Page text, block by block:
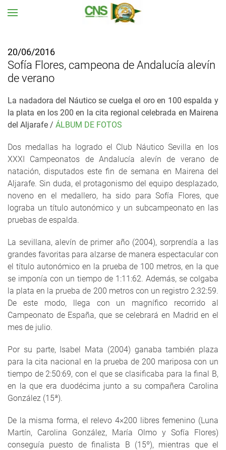
20/06/2016
Sofía Flores, campeona de Andalucía alevín
de verano
La nadadora del Náutico se cuelga el oro en 100 espalda y
la plata en los 200 en la cita regional celebrada en Mairena
del Aljarafe / ÁLBUM DE FOTOS
Dos medallas ha logrado el Club Náutico Sevilla en los
XXXI Campeonatos de Andalucía alevín de verano de
natación, disputados este fin de semana en Mairena del
Aljarafe. Sin duda, el protagonismo del equipo desplazado,
noveno en el medallero, ha sido para Sofía Flores, que
lograba un título autonómico y un subcampeonato en las
pruebas de espalda.
La sevillana, alevín de primer año (2004), sorprendía a las
grandes favoritas para alzarse de manera espectacular con
el título autonómico en la prueba de 100 metros, en la que
se imponía con un tiempo de 1:11:62. Además, se colgaba
la plata en la prueba de 200 metros con un registro 2:32:59.
De este modo, llega con un magnífico recorrido al
Campeonato de España, que se celebrará en Madrid en el
mes de julio.
Por su parte, Isabel Mata (2004) ganaba también plaza
para la cita nacional en la prueba de 200 mariposa con un
tiempo de 2:50:69, con el que se clasificaba para la final B,
en la que era duodécima junto a su compañera Carolina
González (15ª).
De la misma forma, el relevo 4×200 libres femenino (Luna
Martín, Carolina González, María Olmo y Sofía Flores)
conseguía puesto de finalista B (15º), mientras que el